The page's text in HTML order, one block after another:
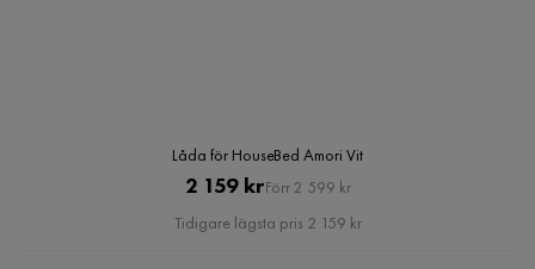
Låda för HouseBed Amori Vit
Pris
2 159 krOriginal
Pris
Förr 2 599 kr
Tidigare lägsta pris 2 159 kr